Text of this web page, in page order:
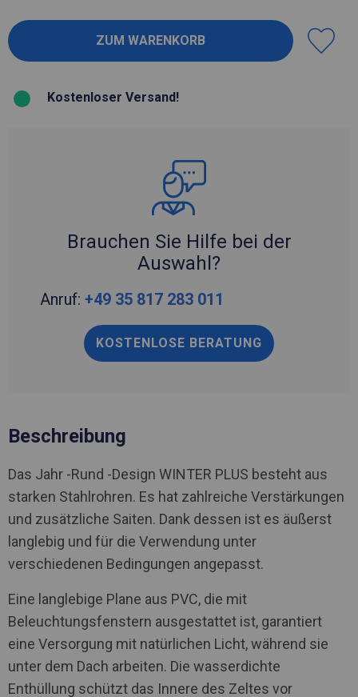
Kostenloser Versand!
Brauchen Sie Hilfe bei der
Auswahl?
Anruf: +49 35 817 283 011
KOSTENLOSE BERATUNG
Beschreibung
Das Jahr -Rund -Design WINTER PLUS besteht aus
starken Stahlrohren. Es hat zahlreiche Verstärkungen
und zusätzliche Saiten. Dank dessen ist es äußerst
langlebig und für die Verwendung unter
verschiedenen Bedingungen angepasst.
Eine langlebige Plane aus PVC, die mit
Beleuchtungsfenstern ausgestattet ist, garantiert
eine Versorgung mit natürlichen Licht, während sie
unter dem Dach arbeiten. Die wasserdichte
Enthüllung schützt das Innere des Zeltes vor